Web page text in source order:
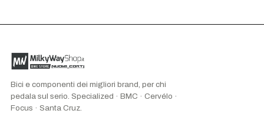
Bici e componenti dei migliori brand, per chi
pedala sul serio. Specialized · BMC · Cervélo ·
Focus · Santa Cruz.